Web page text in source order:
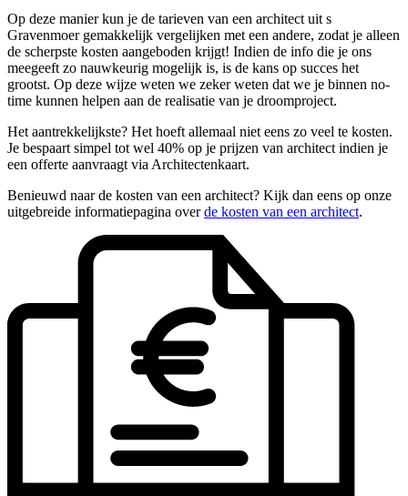
Op deze manier kun je de tarieven van een architect uit s
Gravenmoer gemakkelijk vergelijken met een andere, zodat je alleen
de scherpste kosten aangeboden krijgt! Indien de info die je ons
meegeeft zo nauwkeurig mogelijk is, is de kans op succes het
grootst. Op deze wijze weten we zeker weten dat we je binnen no-
time kunnen helpen aan de realisatie van je droomproject.
Het aantrekkelijkste? Het hoeft allemaal niet eens zo veel te kosten.
Je bespaart simpel tot wel 40% op je prijzen van architect indien je
een offerte aanvraagt via Architectenkaart.
Benieuwd naar de kosten van een architect? Kijk dan eens op onze
uitgebreide informatiepagina overde kosten van een architect.